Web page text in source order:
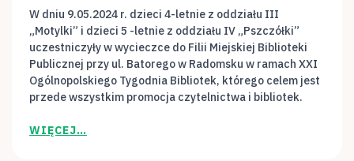
W dniu 9.05.2024 r. dzieci 4-letnie z oddziału III
„Motylki” i dzieci 5 -letnie z oddziału IV „Pszczółki”
uczestniczyły w wycieczce do Filii Miejskiej Biblioteki
Publicznej przy ul. Batorego w Radomsku w ramach XXI
Ogólnopolskiego Tygodnia Bibliotek, którego celem jest
przede wszystkim promocja czytelnictwa i bibliotek.
WIĘCEJ…